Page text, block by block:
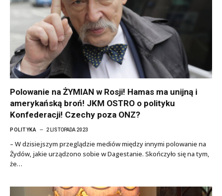
Polowanie na ŻYMIAN w Rosji! Hamas ma unijną i
amerykańską broń! JKM OSTRO o polityku
Konfederacji! Czechy poza ONZ?
POLITYKA 2 LISTOPADA 2023
– W dzisiejszym przeglądzie mediów między innymi polowanie na
Żydów, jakie urządzono sobie w Dagestanie. Skończyło się na tym,
że…